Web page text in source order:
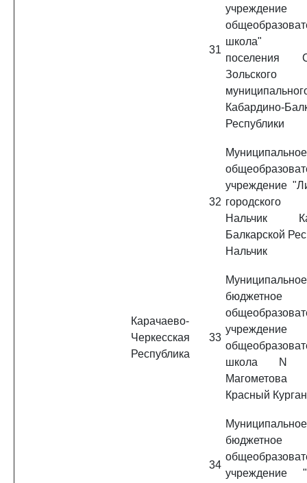
31
учреждение
школа"
поселения
Зольского
Кабардино-
Республики
32
учреждение
Нальчик
Балкарской
Нальчик
Карачаево-
Черкесская
Республика
33
Муниципальное
бюджетное
учреждение
школа N
Красный
34
Муниципальное
бюджетное
учреждение